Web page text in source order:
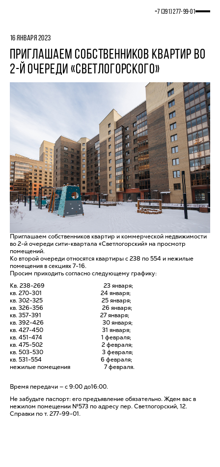
+7 (391) 277‒99‒01
16 ЯНВАРЯ 2023
ПРИГЛАШАЕМ СОБСТВЕННИКОВ КВАРТИР ВО
2-Й ОЧЕРЕДИ «СВЕТЛОГОРСКОГО»
Приглашаем собственников квартир и коммерческой недвижимости
во 2-й очереди сити-квартала «Светлогорский» на просмотр
помещений.
Ко второй очереди относятся квартиры с 238 по 554 и нежилые
помещения в секциях 7-16.
Просим приходить согласно следующему графику:
Кв. 238-269 23 января;
кв. 270-301 24 января;
кв. 302-325 25 января;
кв. 326-356 26 января;
кв. 357-391 27 января;
кв. 392-426 30 января;
кв. 427-450 31 января;
кв. 451-474 1 февраля;
кв. 475-502 2 февраля;
кв. 503-530 3 февраля;
кв. 531-554 6 февраля;
нежилые помещения 7 февраля.
Время передачи — с 9:00 до16:00.
Не забудьте паспорт: его предъявление обязательно. Ждем вас в
нежилом помещении №573 по адресу пер. Светлогорский, 12.
Справки по т. 277-99-01.